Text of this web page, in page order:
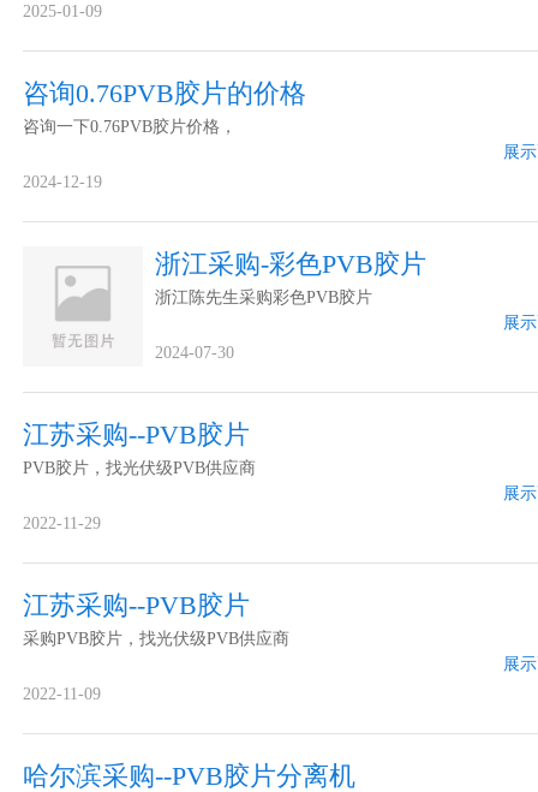
2025-01-09
咨询0.76PVB胶片的价格
咨询一下0.76PVB胶片价格，
展
2024-12-19
浙江采购-彩色PVB胶片
浙江陈先生采购彩色PVB胶片
展
2024-07-30
江苏采购--PVB胶片
PVB胶片，找光伏级PVB供应商
展
2022-11-29
江苏采购--PVB胶片
采购PVB胶片，找光伏级PVB供应商
展
2022-11-09
哈尔滨采购--PVB胶片分离机